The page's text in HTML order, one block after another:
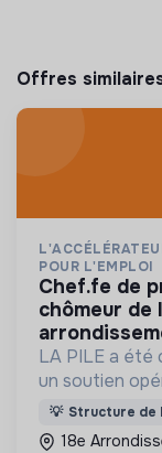
Offres
POUR L'EMPLOI
chef.fe de projet « territoires zéro
chômeur de
LA PILE a été
un soutien
Longue
💡 Structure de
18e